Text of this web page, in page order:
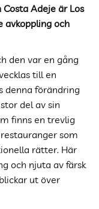
Adeje är Los
avkoppling och
den var en gång
till en
denna förändring
del av sin
finns en trevlig
som
rätter. Här
och njuta av färsk
ut över